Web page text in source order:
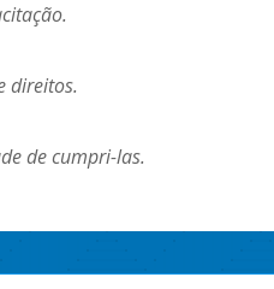
direitos.
de cumpri-las.